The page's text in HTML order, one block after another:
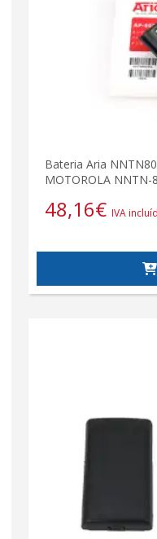
Bateria Aria
MOTOROLA NNTN-
48,16€ IVA